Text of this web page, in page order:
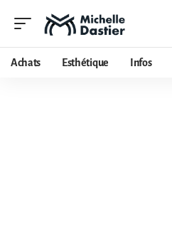
Achats Esthétique Infos